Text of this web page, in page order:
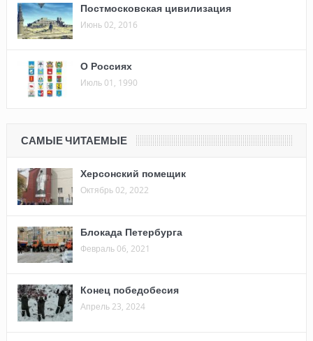
Постмосковская цивилизация
Июнь 02, 2016
О Россиях
Июль 01, 1990
САМЫЕ ЧИТАЕМЫЕ
Херсонский помещик
Октябрь 02, 2022
Блокада Петербурга
Февраль 06, 2021
Конец победобесия
Апрель 23, 2024